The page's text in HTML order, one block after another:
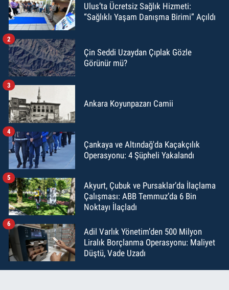
Ulus’ta Ücretsiz Sağlık Hizmeti:
“Sağlıklı Yaşam Danışma Birimi” Açıldı
Çin Seddi Uzaydan Çıplak Gözle
Görünür mü?
2
Ankara Koyunpazarı Camii
3
Çankaya ve Altındağ'da Kaçakçılık
Operasyonu: 4 Şüpheli Yakalandı
4
Akyurt, Çubuk ve Pursaklar’da İlaçlama
Çalışması: ABB Temmuz’da 6 Bin
Noktayı İlaçladı
5
Adil Varlık Yönetim’den 500 Milyon
Liralık Borçlanma Operasyonu: Maliyet
Düştü, Vade Uzadı
6